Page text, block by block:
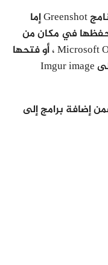
وبعد التقاط لقطة شاشة ، يمكن لبرنامج Greenshot إما
حفظها في مكان من
اختيارك ، أو فتحها في تطبيق Microsoft Office ، أو فتحها
في محرر الصور ، أو تحميلها مباشرة إلى Imgur image
إضافة برامج إلى